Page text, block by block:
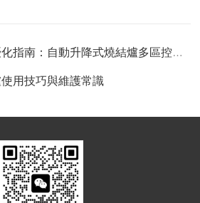
自動升降式燒結爐多區控溫與爐膛結構協同設計
用技巧與維護常識